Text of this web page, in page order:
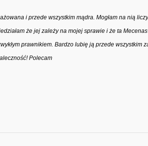
i przede wszystkim mądra. Mogłam na nią
że jej zależy na mojej sprawie i że ta
prawnikiem. Bardzo lubię ją przede wszystkim
Polecam